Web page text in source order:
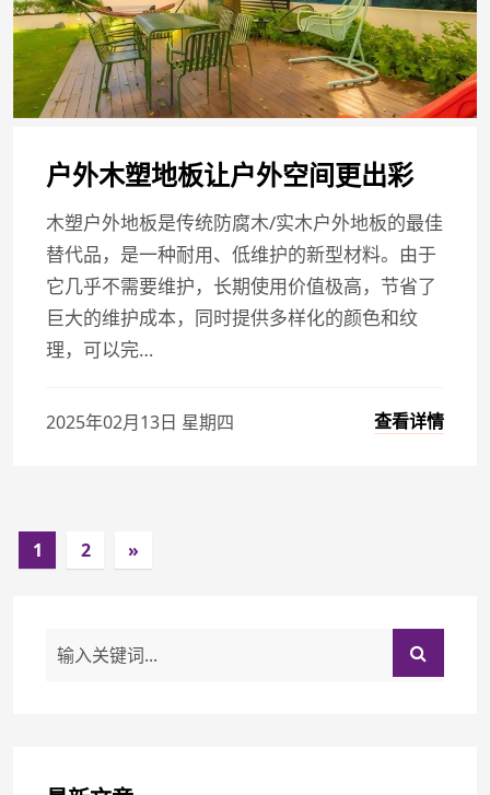
户外木塑地板让户外空间更出彩
木塑户外地板是传统防腐木/实木户外地板的最佳
替代品，是一种耐用、低维护的新型材料。由于
它几乎不需要维护，长期使用价值极高，节省了
巨大的维护成本，同时提供多样化的颜色和纹
理，可以完…
2025年02月13日 星期四 查看详情
1 2 »